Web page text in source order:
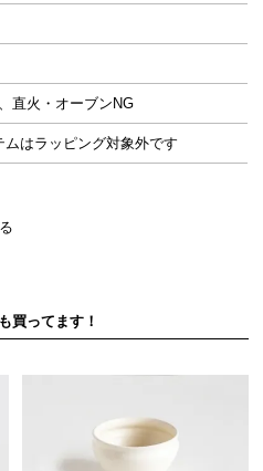
直火・オーブンNG
ムはラッピング対象外です
買ってます！